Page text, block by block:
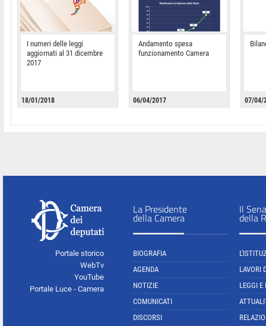
I numeri delle leggi
aggiornati al 31 dicembre
2017
18/01/2018
Andamento spesa
funzionamento Camera
06/04/2017 07/04/
Portale storico
WebTv
YouTube
Portale Luce - Camera
La Presidente
della Camera
BIOGRAFIA
AGENDA
NOTIZIE
COMUNICATI
DISCORSI
Il
della
LAVORI
LEGGI E